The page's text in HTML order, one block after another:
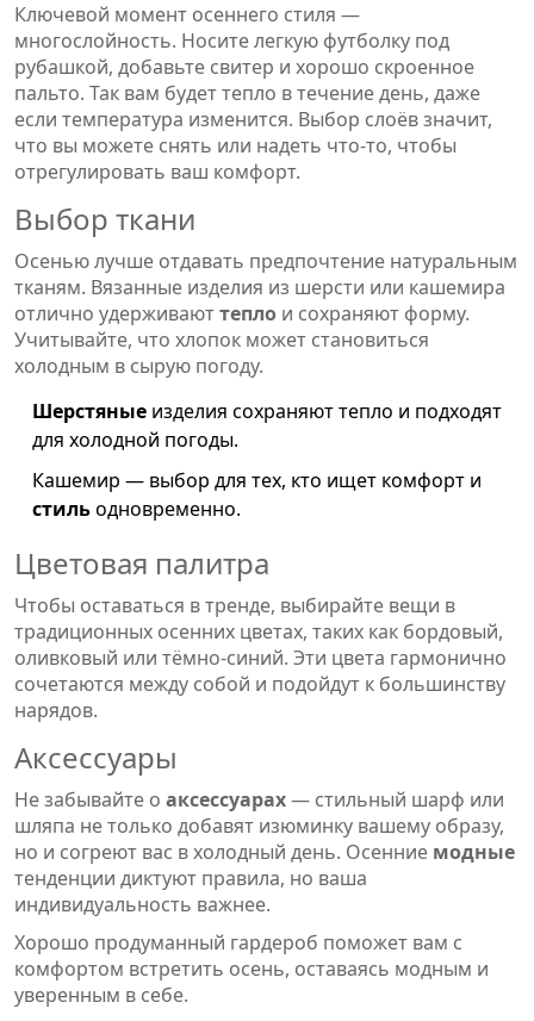
Ключевой момент осеннего стиля —
многослойность. Носите легкую футболку под
рубашкой, добавьте свитер и хорошо скроенное
пальто. Так вам будет тепло в течение день, даже
если температура изменится. Выбор слоёв значит,
что вы можете снять или надеть что-то, чтобы
отрегулировать ваш комфорт.
Выбор ткани
Осенью лучше отдавать предпочтение натуральным
тканям. Вязанные изделия из шерсти или кашемира
отлично удерживаюттепло и сохраняют форму.
Учитывайте, что хлопок может становиться
холодным в сырую погоду.
Шерстяные изделия сохраняют тепло и подходят
для холодной погоды.
Кашемир — выбор для тех, кто ищет комфорт и
стильодновременно.
Цветовая палитра
Чтобы оставаться в тренде, выбирайте вещи в
традиционных осенних цветах, таких как бордовый,
оливковый или тёмно-синий. Эти цвета гармонично
сочетаются между собой и подойдут к большинству
нарядов.
Аксессуары
Не забывайте о аксессуарах— стильный шарф или
шляпа не только добавят изюминку вашему образу,
но и согреют вас в холодный день. Осенние модные
тенденции диктуют правила, но ваша
индивидуальность важнее.
Хорошо продуманный гардероб поможет вам с
комфортом встретить осень, оставаясь модным и
уверенным в себе.